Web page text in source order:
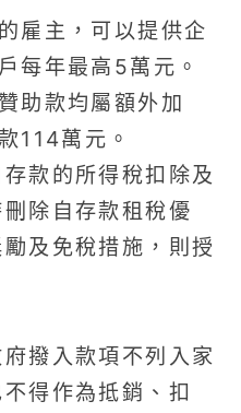
雇主，可以提供企
每年最高5萬元。
助款均屬額外加
114萬元。
款的所得稅扣除及
除自存款租稅優
及免稅措施，則授
撥入款項不列入家
得作為抵銷、扣